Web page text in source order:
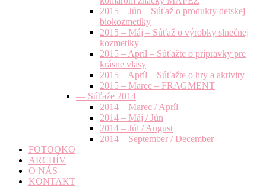
2015 – Jún – Súťaž o produkty detskej
biokozmetiky
2015 – Máj – Súťaž o výrobky slnečnej
kozmetiky
2015 – Apríl – Súťažte o prípravky pre
krásne vlasy
2015 – Apríl – Súťažte o hry a aktivity
2015 – Marec – FRAGMENT
— Súťaže 2014
2014 – Marec / Apríl
2014 – Máj / Jún
2014 – Júl / August
2014 – September / December
FOTOOKO
ARCHÍV
O NÁS
KONTAKT